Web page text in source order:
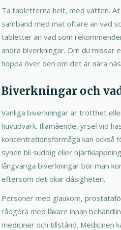
Ta tabletterna helt, med vatten.
samband med mat oftare än vad
tabletter än vad som
andra biverkningar. Om du missar
hoppa över den om det är nära
Biverkningar och
Vanliga biverkningar är trötthet
huvudvärk. Illamående, yrsel vid
koncentrationsförmåga kan också
synen bli suddig eller
långvariga biverkningar bör man
eftersom det ökar dåsigheten.
Personer med glaukom,
rådgöra med läkare innan
mediciner och tillstånd. Medicinen